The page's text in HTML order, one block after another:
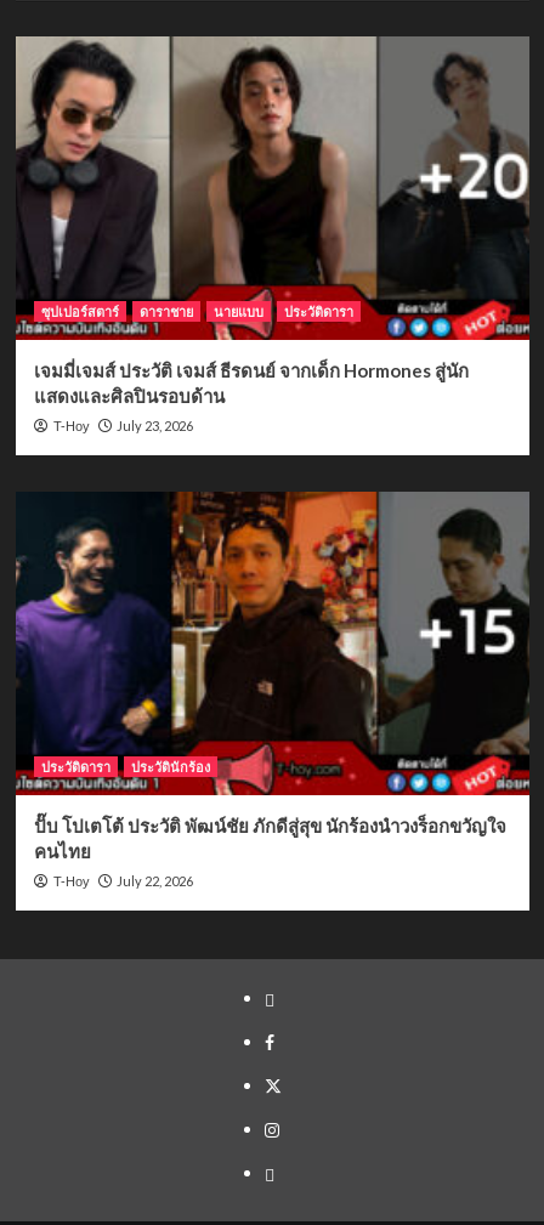
ซุปเปอร์สตาร์ ดาราชาย นายแบบ ประวัติดารา
เจมมี่เจมส์ ประวัติ เจมส์ ธีรดนย์ จากเด็ก Hormones สู่นัก
แสดงและศิลปินรอบด้าน
T-Hoy July 23, 2026
ประวัติดารา ประวัตินักร้อง
ปั๊บ โปเตโต้ ประวัติ พัฒน์ชัย ภักดีสู่สุข นักร้องนำวงร็อกขวัญใจ
คนไทย
T-Hoy July 22, 2026
Yelp
Facebook
Twitter
Instagram
Email